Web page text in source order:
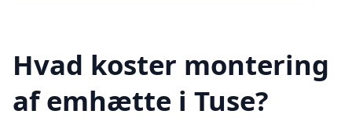
Hvad koster montering
af emhætte i Tuse?